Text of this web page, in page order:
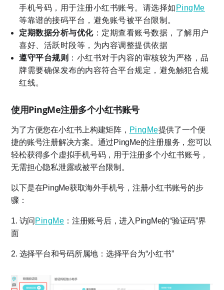
手机号码，用于注册小红书账号。请选择如 PingMe
等靠谱的接码平台，避免账号被平台限制。
定期数据分析与优化：定期查看账号数据，了解用户
喜好、活跃时段等，为内容调整提供依据
遵守平台规则 ：小红书对于内容的审核较为严格，品
牌需要确保发布的内容符合平台规定，避免触犯合规
红线。
使用PingMe注册多个小红书账号
为了方便您在小红书上构建矩阵， PingMe提供了一个便
捷的账号注册解决方案。通过PingMe的注册服务，您可以
轻松获得多个虚拟手机号码，用于注册多个小红书账号，
无需担心隐私泄露或被平台限制。
以下是在PingMe获取海外手机号，注册小红书账号的步
骤：
1. 访问 PingMe ：注册账号后，进入PingMe的“验证码”界
面
2. 选择平台和号码所属地：选择平台为“小红书”